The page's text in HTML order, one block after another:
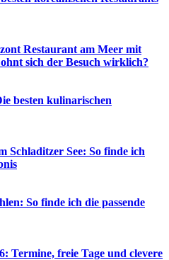
Restaurant am Meer mit
sich der Besuch wirklich?
besten kulinarischen
Schladitzer See: So finde ich
So finde ich die passende
Termine, freie Tage und clevere